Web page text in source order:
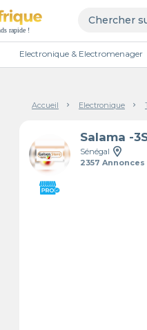
Electronique & Electromenager
Accueil Electronique
Salama -
Sénégal
2357 Annonces